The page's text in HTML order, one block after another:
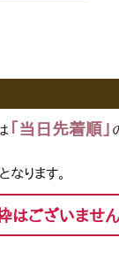
「当日先着順」
ります。
はございません